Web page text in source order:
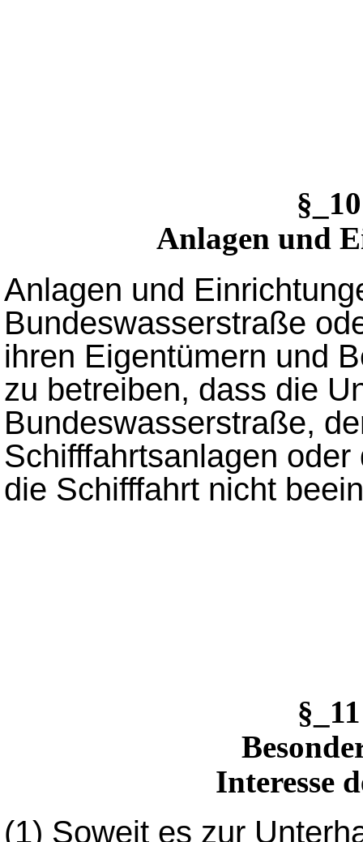
Anlagen und
Anlagen und
Bundeswasserstraße
ihren Eigentümern und
zu betreiben, dass die
Bundeswasserstraße,
Schifffahrtsanlagen
die Schifffahrt nicht
Interesse
(1) Soweit es zur